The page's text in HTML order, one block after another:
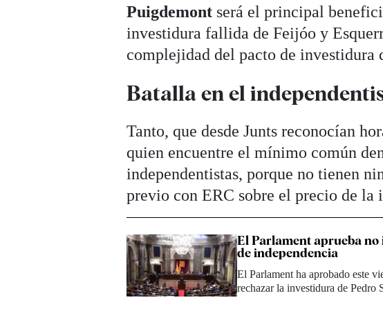
Puigdemont será el principal
investidura fallida de Feijóo y
complejidad del pacto de investidura
Batalla en el
Tanto, que desde Junts reconocían
quien encuentre el mínimo común
independentistas, porque no tienen
previo con ERC sobre el precio de la
El Parlament aprueba no
de independencia
El Parlament ha aprobado este
rechazar la investidura de